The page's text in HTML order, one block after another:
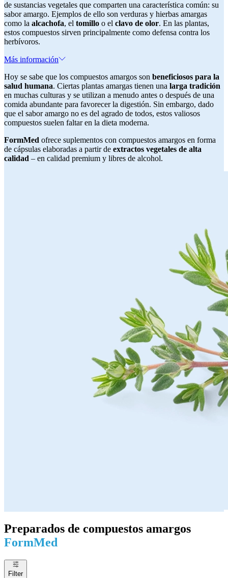
de sustancias vegetales que comparten una característica común: su
sabor amargo. Ejemplos de ello son verduras y hierbas amargas
como la alcachofa, el tomillo o el clavo de olor. En las plantas,
estos compuestos sirven principalmente como defensa contra los
herbívoros.
Más información
Hoy se sabe que los compuestos amargos son beneficiosos para la
salud humana. Ciertas plantas amargas tienen una larga tradición
en muchas culturas y se utilizan a menudo antes o después de una
comida abundante para favorecer la digestión. Sin embargo, dado
que el sabor amargo no es del agrado de todos, estos valiosos
compuestos suelen faltar en la dieta moderna.
FormMed ofrece suplementos con compuestos amargos en forma
de cápsulas elaboradas a partir de extractos vegetales de alta
calidad – en calidad premium y libres de alcohol.
Preparados de compuestos amargos
FormMed
Filter